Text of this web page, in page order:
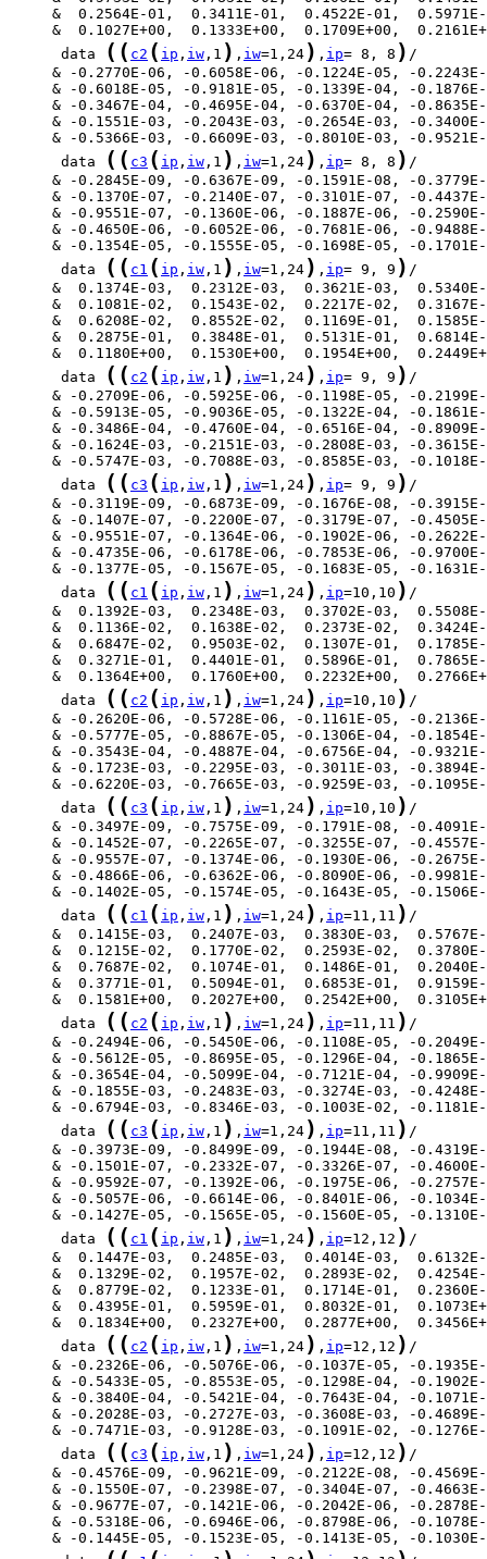
      data
( ( c2 ( ip , iw ,1 ) , iw=1,24 ) , ip= 8, 8 )
      data
( ( c3 ( ip , iw ,1 ) , iw=1,24 ) , ip= 8, 8 )
      data
( ( c1 ( ip , iw ,1 ) , iw=1,24 ) , ip= 9, 9 )
      data
( ( c2 ( ip , iw ,1 ) , iw=1,24 ) , ip= 9, 9 )
      data
( ( c3 ( ip , iw ,1 ) , iw=1,24 ) , ip= 9, 9 )
      data
( ( c1 ( ip , iw ,1 ) , iw=1,24 ) , ip=10,10 )
      data
( ( c2 ( ip , iw ,1 ) , iw=1,24 ) , ip=10,10 )
      data
( ( c3 ( ip , iw ,1 ) , iw=1,24 ) , ip=10,10 )
      data
( ( c1 ( ip , iw ,1 ) , iw=1,24 ) , ip=11,11 )
      data
( ( c2 ( ip , iw ,1 ) , iw=1,24 ) , ip=11,11 )
      data
( ( c3 ( ip , iw ,1 ) , iw=1,24 ) , ip=11,11 )
      data
( ( c1 ( ip , iw ,1 ) , iw=1,24 ) , ip=12,12 )
      data
( ( c2 ( ip , iw ,1 ) , iw=1,24 ) , ip=12,12 )
      data
( ( c3 ( ip , iw ,1 ) , iw=1,24 ) , ip=12,12 )